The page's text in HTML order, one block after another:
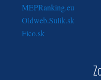
MEPRanking.eu
Oldweb.Sulik.sk
Fico.sk